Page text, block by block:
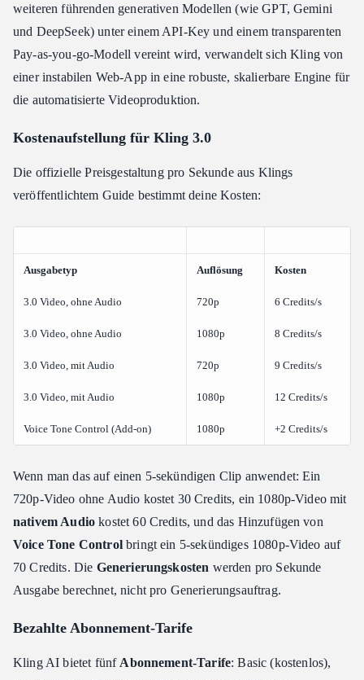
weiteren führenden generativen Modellen (wie GPT, Gemini
und DeepSeek) unter einem API-Key und einem transparenten
Pay-as-you-go-Modell vereint wird, verwandelt sich Kling von
einer instabilen Web-App in eine robuste, skalierbare Engine für
die automatisierte Videoproduktion.
Kostenaufstellung für Kling 3.0
Die offizielle Preisgestaltung pro Sekunde aus Klings
veröffentlichtem Guide bestimmt deine Kosten:
Ausgabetyp Auflösung Kosten
3.0 Video, ohne Audio 720p 6 Credits/s
3.0 Video, ohne Audio 1080p 8 Credits/s
3.0 Video, mit Audio 720p 9 Credits/s
3.0 Video, mit Audio 1080p 12 Credits/s
Voice Tone Control (Add-on) 1080p +2 Credits/s
Wenn man das auf einen 5-sekündigen Clip anwendet: Ein
720p-Video ohne Audio kostet 30 Credits, ein 1080p-Video mit
nativem Audio kostet 60 Credits, und das Hinzufügen von
Voice Tone Controlbringt ein 5-sekündiges 1080p-Video auf
70 Credits. Die Generierungskosten werden pro Sekunde
Ausgabe berechnet, nicht pro Generierungsauftrag.
Bezahlte Abonnement-Tarife
Kling AI bietet fünf Abonnement-Tarife: Basic (kostenlos),